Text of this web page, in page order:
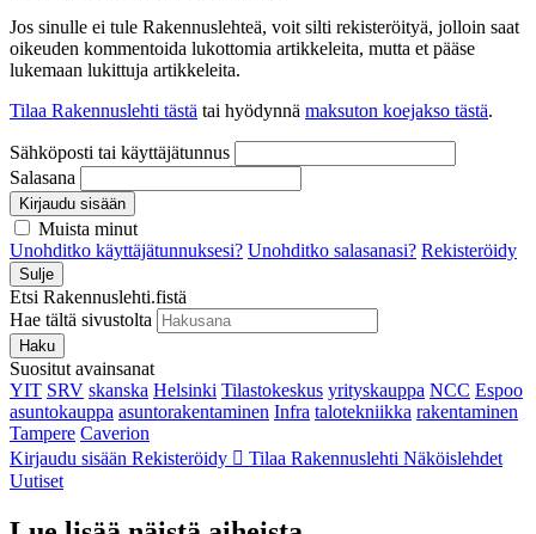
Jos sinulle ei tule Rakennuslehteä, voit silti rekisteröityä, jolloin saat
oikeuden kommentoida lukottomia artikkeleita, mutta et pääse
lukemaan lukittuja artikkeleita.
Tilaa Rakennuslehti tästä tai hyödynnä maksuton koejakso tästä.
Sähköposti tai käyttäjätunnus
Salasana
Kirjaudu sisään
Muista minut
Unohditko käyttäjätunnuksesi? Unohditko salasanasi? Rekisteröidy
Sulje
Etsi Rakennuslehti.fistä
Hae tältä sivustolta
Haku
Suositut avainsanat
YIT SRV skanska Helsinki Tilastokeskus yrityskauppa NCC Espoo
asuntokauppa asuntorakentaminen Infra talotekniikka rakentaminen
Tampere Caverion
Kirjaudu sisään Rekisteröidy Tilaa Rakennuslehti Näköislehdet
Uutiset